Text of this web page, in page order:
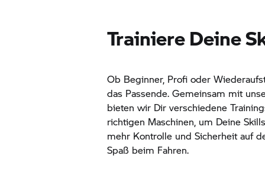
Trainiere Deine
Ob Beginner, Profi oder
das Passende. Gemeinsam mit
bieten wir Dir verschiedene
richtigen Maschinen, um Deine
mehr Kontrolle und Sicherheit auf
Spaß beim Fahren.